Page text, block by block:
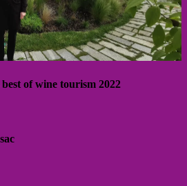
of wine tourism 2022